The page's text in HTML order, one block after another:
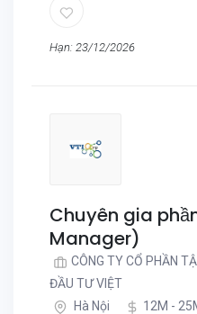
Hạn: 23/12/2026
Chuyên gia
Manager)
CÔNG TY CỔ PHẦN
ĐẦU TƯ VIỆT
Hà Nội
12M -